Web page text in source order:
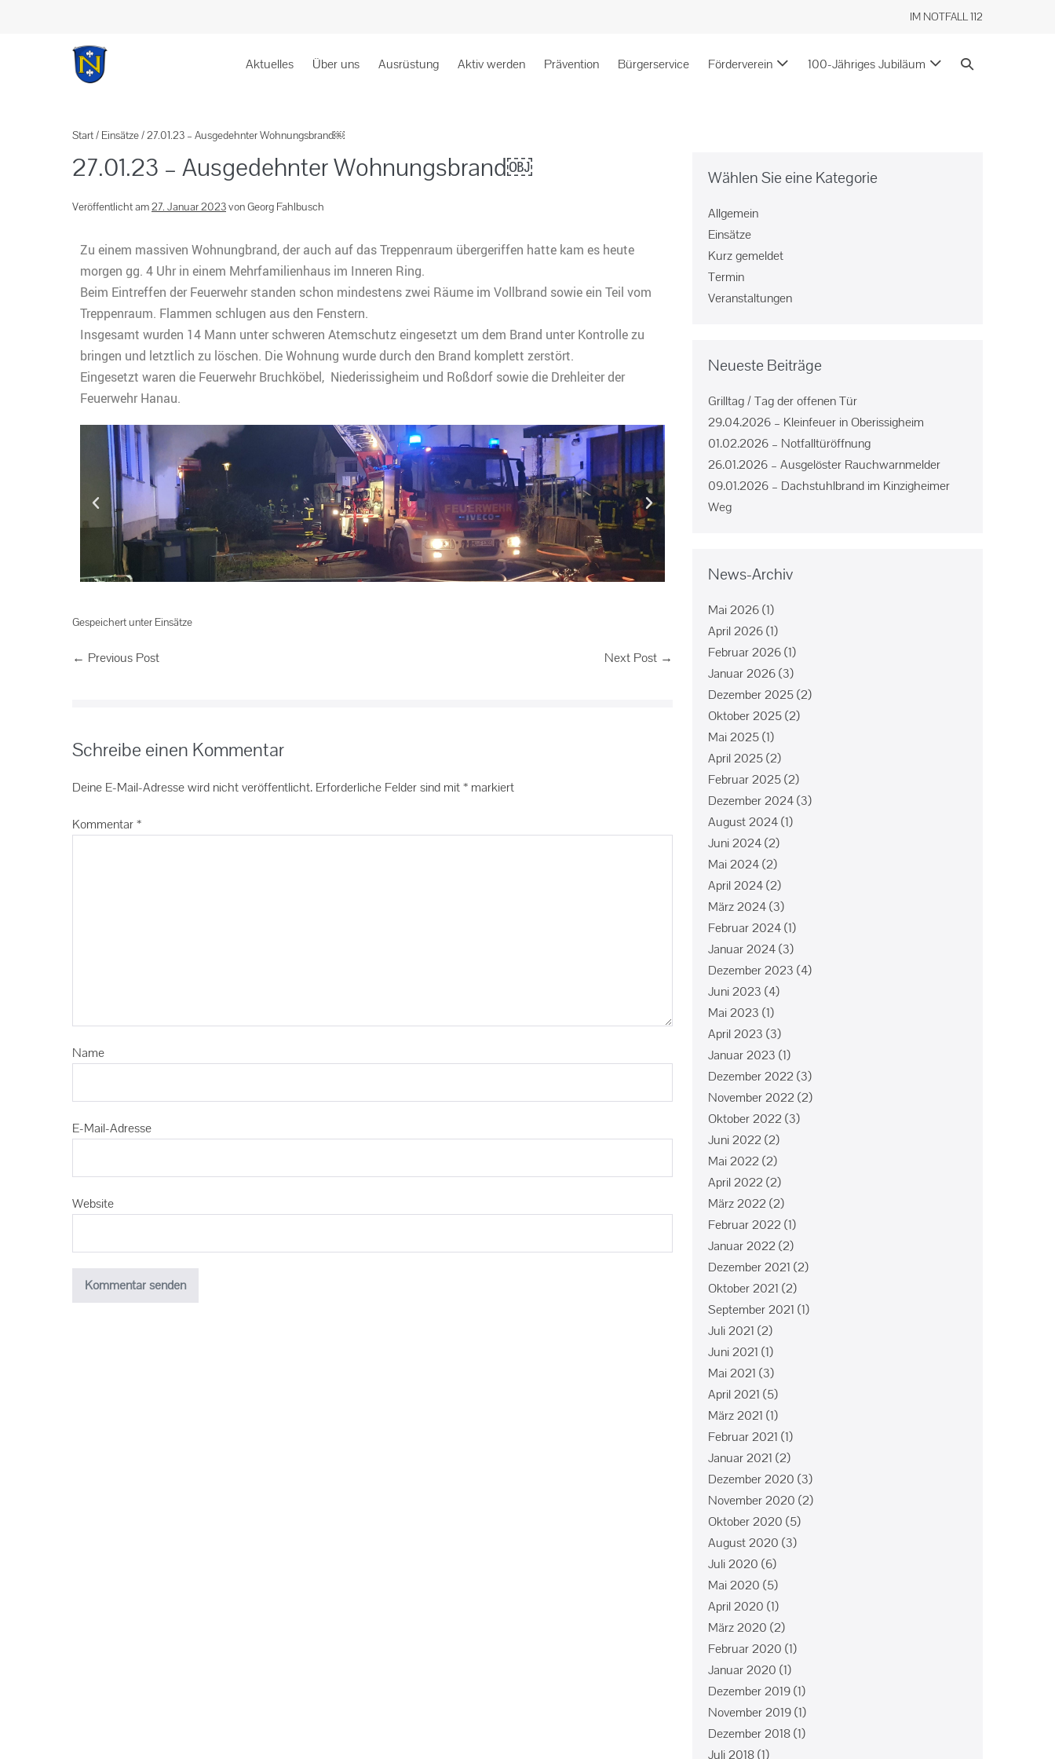
IM NOTFALL 112
Aktuelles Über uns Ausrüstung Aktiv werden Prävention Bürgerservice Förderverein 100-Jähriges Jubiläum
Start/ Einsätze/27.01.23 – Ausgedehnter Wohnungsbrand￼
27.01.23 – Ausgedehnter Wohnungsbrand￼
Veröffentlicht am27. Januar 2023vonGeorg Fahlbusch
Zu einem massiven Wohnungbrand, der auch auf das Treppenraum übergeriffen hatte kam es heute
morgen gg. 4 Uhr in einem Mehrfamilienhaus im Inneren Ring.
Beim Eintreffen der Feuerwehr standen schon mindestens zwei Räume im Vollbrand sowie ein Teil vom
Treppenraum. Flammen schlugen aus den Fenstern.
Insgesamt wurden 14 Mann unter schweren Atemschutz eingesetzt um dem Brand unter Kontrolle zu
bringen und letztlich zu löschen. Die Wohnung wurde durch den Brand komplett zerstört.
Eingesetzt waren die Feuerwehr Bruchköbel, Niederissigheim und Roßdorf sowie die Drehleiter der
Feuerwehr Hanau.
Gespeichert unter Einsätze
← Previous Post Next Post →
Schreibe einen Kommentar
Deine E-Mail-Adresse wird nicht veröffentlicht. Erforderliche Felder sind mit* markiert
Kommentar*
Name
E-Mail-Adresse
Website
Wählen Sie eine Kategorie
Allgemein
Einsätze
Kurz gemeldet
Termin
Veranstaltungen
Neueste Beiträge
Grilltag / Tag der offenen Tür
29.04.2026 – Kleinfeuer in Oberissigheim
01.02.2026 – Notfalltüröffnung
26.01.2026 – Ausgelöster Rauchwarnmelder
09.01.2026 – Dachstuhlbrand im Kinzigheimer
Weg
News-Archiv
Mai 2026(1)
April 2026(1)
Februar 2026(1)
Januar 2026(3)
Dezember 2025(2)
Oktober 2025(2)
Mai 2025(1)
April 2025(2)
Februar 2025(2)
Dezember 2024(3)
August 2024(1)
Juni 2024(2)
Mai 2024(2)
April 2024(2)
März 2024(3)
Februar 2024(1)
Januar 2024(3)
Dezember 2023 (4)
Juni 2023 (4)
Mai 2023 (1)
April 2023 (3)
Januar 2023 (1)
Dezember 2022 (3)
November 2022 (2)
Oktober 2022 (3)
Juni 2022 (2)
Mai 2022 (2)
April 2022 (2)
März 2022 (2)
Februar 2022 (1)
Januar 2022 (2)
Dezember 2021 (2)
Oktober 2021 (2)
September 2021 (1)
Juli 2021 (2)
Juni 2021 (1)
Mai 2021 (3)
April 2021 (5)
März 2021 (1)
Februar 2021 (1)
Januar 2021 (2)
Dezember 2020 (3)
November 2020 (2)
Oktober 2020 (5)
August 2020 (3)
Juli 2020 (6)
Mai 2020 (5)
April 2020 (1)
März 2020 (2)
Februar 2020 (1)
Januar 2020 (1)
Dezember 2019(1)
November 2019(1)
Dezember 2018(1)
Juli 2018(1)